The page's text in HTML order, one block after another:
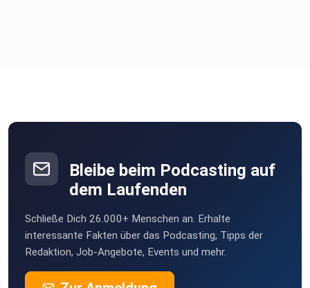
Bleibe beim Podcasting auf
dem Laufenden
Schließe Dich 26.000+ Menschen an. Erhalte
interessante Fakten über das Podcasting, Tipps der
Redaktion, Job-Angebote, Events und mehr.